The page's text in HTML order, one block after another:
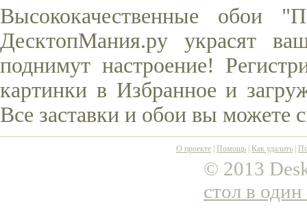
Высококачественные обои
ДесктопМания.ру украсят
поднимут настроение!
картинки в Избранное и
Все заставки и обои вы можете
О проекте Помощь Как удалить
© 2013
стол в